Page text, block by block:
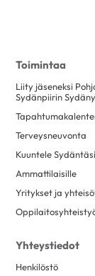
Toimintaa
Liity jäseneksi
Sydänpiirin
Terveysneuvonta
Kuuntele
Ammattilaisille
Yritykset ja
Yhteystiedot
Henkilöstö